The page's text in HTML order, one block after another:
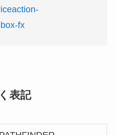
fx
表記